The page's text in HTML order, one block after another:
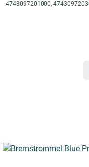
4743097201000,